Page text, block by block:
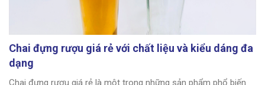
Chai đựng rượu giá rẻ với chất liệu và kiểu dáng đa
dạng
Chai đựng rượu giá rẻ là một trong những sản phẩm phổ biến